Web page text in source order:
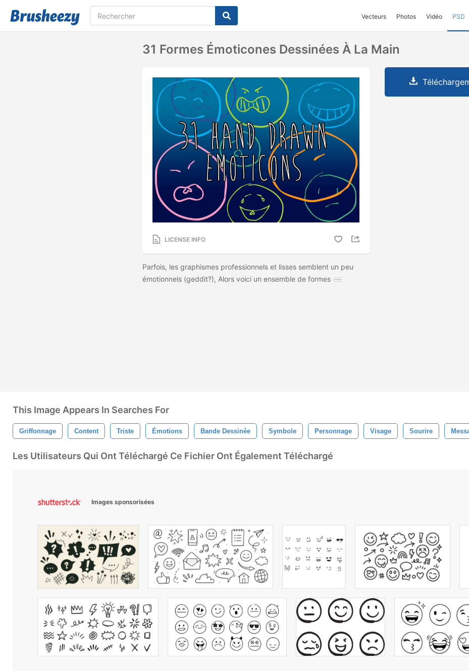
Vecteurs Photos Vidéo PSD
31 Formes Émoticones Dessinées À La Main
LICENSE INFO
Parfois, les graphismes professionnels et lisses semblent un peu
émotionnels (geddit?), Alors voici un ensemble de formes
This Image Appears In Searches For
Griffonnage Content Triste Émotions Bande Dessinée Symbole Personnage Visage Sourire
Les Utilisateurs Qui Ont Téléchargé Ce Fichier Ont Également Téléchargé
Images sponsorisées